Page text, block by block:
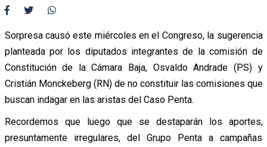
Sorpresa causó este miércoles en el Congreso, la sugerencia
planteada por los diputados integrantes de la comisión de
Constitución de la Cámara Baja, Osvaldo Andrade (PS) y
Cristián Monckeberg (RN) de no constituir las comisiones que
buscan indagar en las aristas del Caso Penta.
Recordemos que luego que se destaparán los aportes,
presuntamente irregulares, del Grupo Penta a campañas